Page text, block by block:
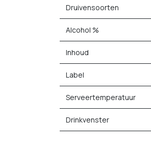
Druivensoorten
Alcohol %
Inhoud
Label
Serveertemperatuur
Drinkvenster